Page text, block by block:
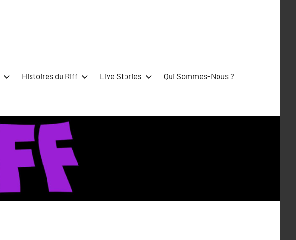
Histoires du Riff Live Stories Qui Sommes-Nous ?